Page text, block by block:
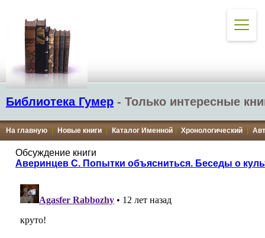
Библиотека Гумер - Только интересные
На главную Новые книги Каталог Именной Хронологический
Обсуждение книги
Аверинцев С. Попытки объясниться. Беседы о